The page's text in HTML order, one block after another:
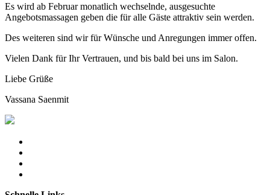
Es wird ab Februar monatlich wechselnde, ausgesuchte
Angebotsmassagen geben die für alle Gäste attraktiv sein werden.
Des weiteren sind wir für Wünsche und Anregungen immer offen.
Vielen Dank für Ihr Vertrauen, und bis bald bei uns im Salon.
Liebe Grüße
Vassana Saenmit